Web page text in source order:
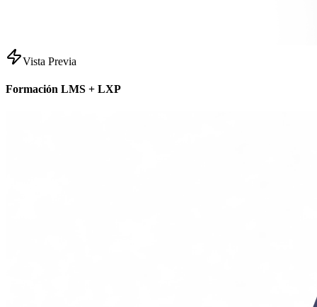
Vista Previa
Formación LMS + LXP